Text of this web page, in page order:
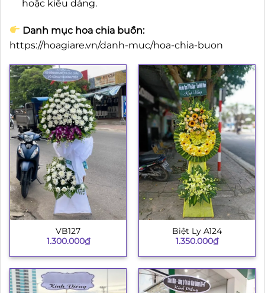
hoặc kiểu dáng.
Danh mục hoa chia buồn:
https://hoagiare.vn/danh-muc/hoa-chia-buon
VB127
1.300.000₫
Biệt Ly A124
1.350.000₫